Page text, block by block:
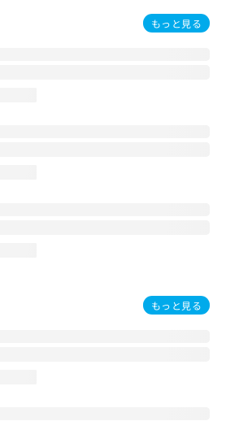
もっと見る
もっと見る